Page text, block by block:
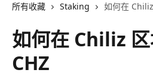
所有收藏 Staking 如何在
如何在 Chiliz
CHZ